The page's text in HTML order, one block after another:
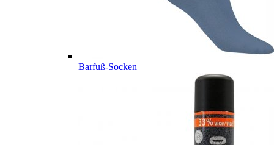
Barfuß-Socken